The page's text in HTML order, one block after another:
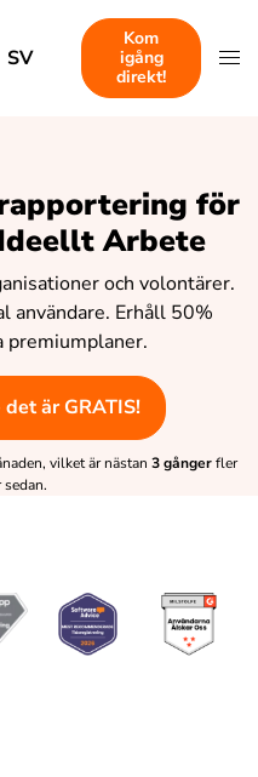
SV
Kom
igång
direkt!
för
Arbete
och volontärer.
användare. Erhåll 50%
premiumplaner.
är GRATIS!
vilket är nästan 3 gångerfler